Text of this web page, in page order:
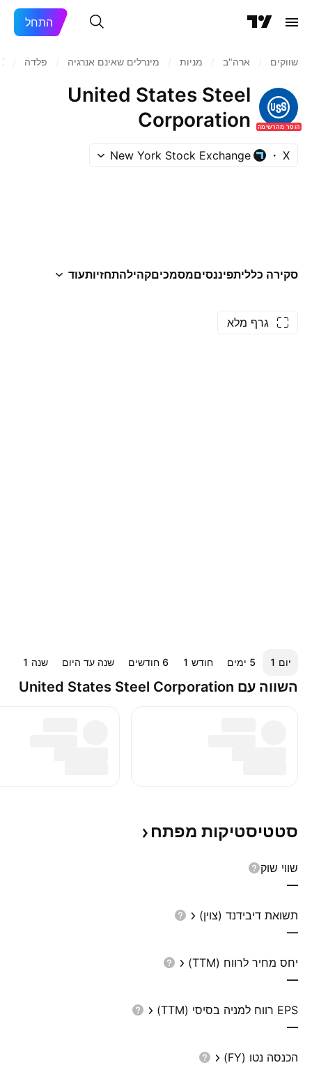
התחל
שווקים ארה"ב‏ מניות‏ מינרלים שאינם אנרגיה פלדה
הוסר מהרשימה
United States Steel
Corporation
X
New York Stock Exchange
סקירה כלליתפיננסיםמסמכיםקהילהתחזיותעוד
גרף מלא
יום ‎1‎ ‎5‎ ימים חודש ‎1‎ ‎6‎ חודשים שנה עד היום שנה ‎1‎
השווה עם United States Steel Corporation
סטטיסטיקות מפתח
שווי שוק
—
תשואת דיבידנד (צוין)
—
יחס מחיר לרווח (TTM)
—
EPS רווח למניה בסיסי (TTM)
—
הכנסה נטו (FY)